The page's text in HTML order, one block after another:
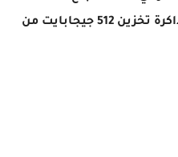
جيجابايت من نوع LPDDR5X و ذاكرة تخزين 512 جيجابايت من